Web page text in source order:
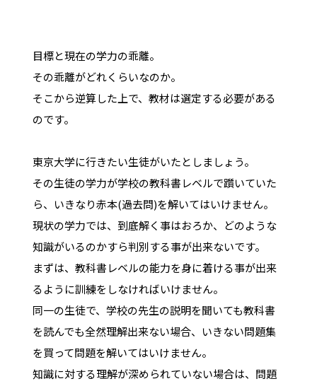
目標と現在の学力の乖離。
その乖離がどれくらいなのか。
そこから逆算した上で、教材は選定する必要がある
のです。
東京大学に行きたい生徒がいたとしましょう。
その生徒の学力が学校の教科書レベルで躓いていた
ら、いきなり赤本(過去問)を解いてはいけません。
現状の学力では、到底解く事はおろか、どのような
知識がいるのかすら判別する事が出来ないです。
まずは、教科書レベルの能力を身に着ける事が出来
るように訓練をしなければいけません。
同一の生徒で、学校の先生の説明を聞いても教科書
を読んでも全然理解出来ない場合、いきない問題集
を買って問題を解いてはいけません。
知識に対する理解が深められていない場合は、問題